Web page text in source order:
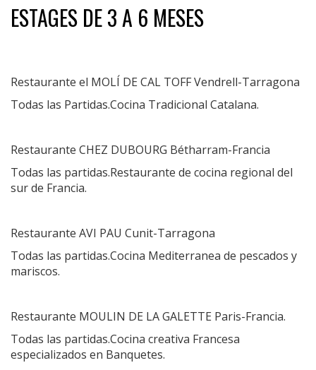
ESTAGES DE 3 A 6 MESES
Restaurante el MOLÍ DE CAL TOFF Vendrell-Tarragona
Todas las Partidas.Cocina Tradicional Catalana.
Restaurante CHEZ DUBOURG Bétharram-Francia
Todas las partidas.Restaurante de cocina regional del
sur de Francia.
Restaurante AVI PAU Cunit-Tarragona
Todas las partidas.Cocina Mediterranea de pescados y
mariscos.
Restaurante MOULIN DE LA GALETTE Paris-Francia.
Todas las partidas.Cocina creativa Francesa
especializados en Banquetes.